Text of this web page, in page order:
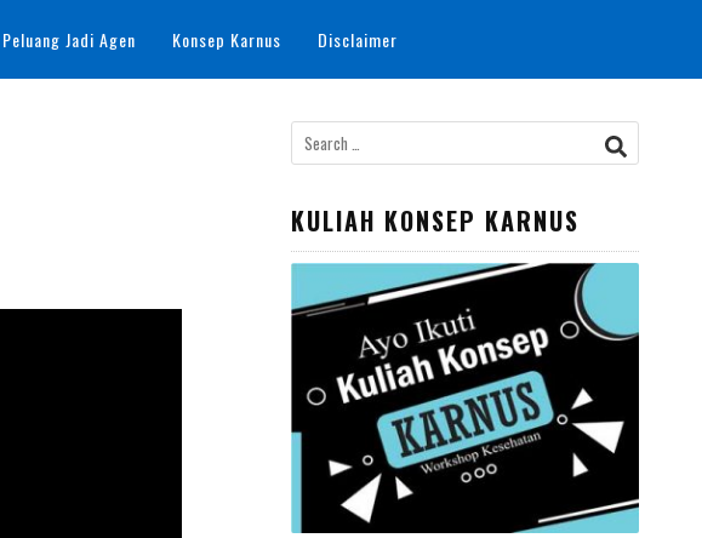
Peluang Jadi Agen Konsep Karnus Disclaimer
KULIAH KONSEP KARNUS